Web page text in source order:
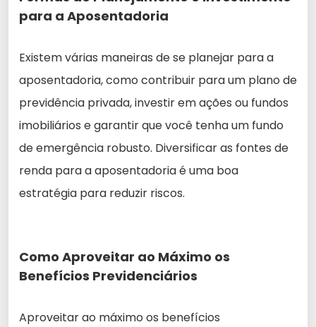
para a Aposentadoria
Existem várias maneiras de se planejar para a
aposentadoria, como contribuir para um plano de
previdência privada, investir em ações ou fundos
imobiliários e garantir que você tenha um fundo
de emergência robusto. Diversificar as fontes de
renda para a aposentadoria é uma boa
estratégia para reduzir riscos.
Como Aproveitar ao Máximo os
Benefícios Previdenciários
Aproveitar ao máximo os benefícios